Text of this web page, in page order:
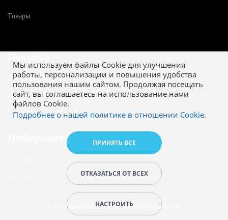
Мы используем файлы Cookie для улучшения
работы, персонализации и повышения удобства
пользования нашим сайтом. Продолжая посещать
сайт, вы соглашаетесь на использование нами
файлов Cookie.
Подробнее о нашей политике в отношении Cookie.
ПРИНЯТЬ ВСЕ
ОТКАЗАТЬСЯ ОТ ВСЕХ
НАСТРОИТЬ
Товары
Как купить
Гарантия
Информация
© 2022 Официальный представитель ESAB в России.